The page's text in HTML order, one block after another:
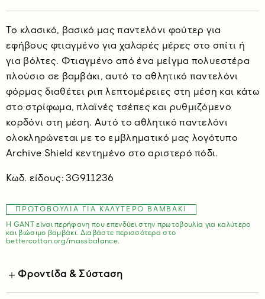
Τo κλασικό, βασικό μας παντελόνι φούτερ για
εφήβους φτιαγμένο για χαλαρές μέρες στο σπίτι ή
για βόλτες. Φτιαγμένο από ένα μείγμα πολυεστέρα
πλούσιο σε βαμβάκι, αυτό το αθλητικό παντελόνι
φόρμας διαθέτει ριπ λεπτομέρειες στη μέση και κάτω
στο στρίφωμα, πλαϊνές τσέπες και ρυθμιζόμενο
κορδόνι στη μέση. Αυτό το αθλητικό παντελόνι
ολοκληρώνεται με το εμβληματικό μας λογότυπο
Archive Shield κεντημένο στο αριστερό πόδι.
Κωδ. είδους:3G911236
ΠΡΩΤΟΒΟΥΛΊΑ ΓΙΑ ΚΑΛΎΤΕΡΟ ΒΑΜΒΆΚΙ
Η GANT είναι περήφανη που επενδύει στην πρωτοβουλία για καλύτερο
και βιώσιμο βαμβάκι. Διαβάστε περισσότερα στο
bettercotton.org/massbalance.
Φροντίδα & Σύσταση